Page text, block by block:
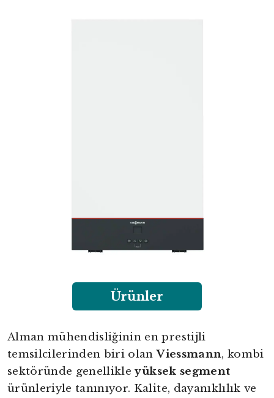
Ürünler
Alman mühendisliğinin en prestijli
temsilcilerinden biri olanViessmann, kombi
sektöründe genellikleyüksek segment
ürünleriyle tanınıyor. Kalite, dayanıklılık ve